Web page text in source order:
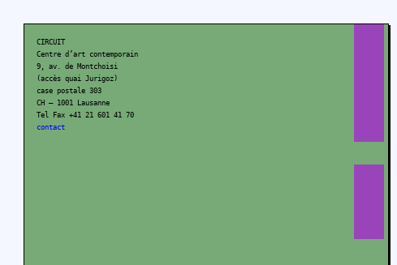
CIRCUIT
Centre d’art contemporain
9, av. de Montchoisi
(accès quai Jurigoz)
case postale 303
CH – 1001 Lausanne
Tel Fax +41 21 601 41 70
contact